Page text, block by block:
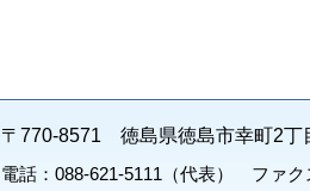
〒770-8571 徳島県徳島市幸町2丁
電話：088-621-5111（代表） ファク